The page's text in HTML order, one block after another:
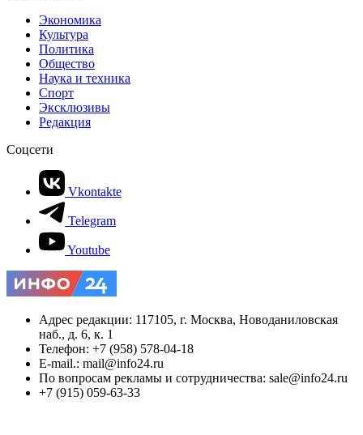
Экономика
Культура
Политика
Общество
Наука и техника
Спорт
Эксклюзивы
Редакция
Соцсети
Vkontakte
Telegram
Youtube
Адрес редакции: 117105, г. Москва, Новоданиловская
наб., д. 6, к. 1
Телефон: +7 (958) 578-04-18
E-mail.: mail@info24.ru
По вопросам рекламы и сотрудничества: sale@info24.ru
+7 (915) 059-63-33